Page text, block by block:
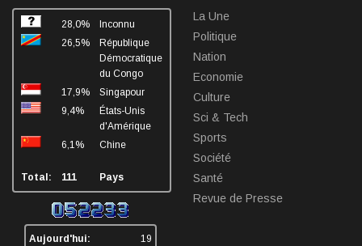
28,0%
Inconnu
26,5%
République
Démocratique
du Congo
17,9%
Singapour
9,4%
États-Unis
d'Amérique
6,1%
Chine
Total: 111 Pays
Aujourd'hui:
19
La Une
Politique
Nation
Economie
Culture
Sci & Tech
Sports
Société
Santé
Revue de Presse